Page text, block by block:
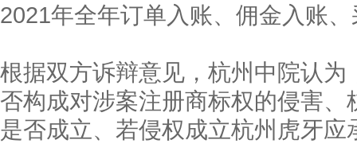
2021年全年订单入账、佣金入账
根据双方诉辩意见，杭州中院认为
否构成对涉案注册商标权的侵害
是否成立、若侵权成立杭州虎牙应